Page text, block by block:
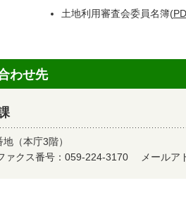
土地利用審査会委員名簿(
わせ先
（本庁3階）
ァクス番号：059-224-3170 メールア